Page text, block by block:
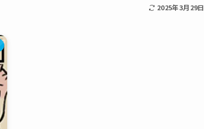
2025年3月29日